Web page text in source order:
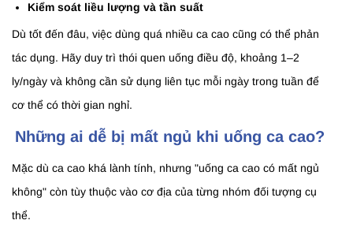
Kiểm soát liều lượng và tần suất
Dù tốt đến đâu, việc dùng quá nhiều ca cao cũng có thể phản
tác dụng. Hãy duy trì thói quen uống điều độ, khoảng 1–2
ly/ngày và không cần sử dụng liên tục mỗi ngày trong tuần để
cơ thể có thời gian nghỉ.
Những ai dễ bị mất ngủ khi uống ca cao?
Mặc dù ca cao khá lành tính, nhưng "uống ca cao có mất ngủ
không" còn tùy thuộc vào cơ địa của từng nhóm đối tượng cụ
thể.